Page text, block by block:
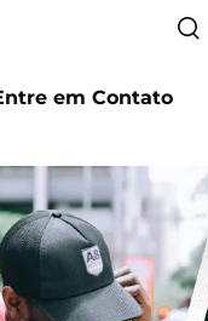
em Contato